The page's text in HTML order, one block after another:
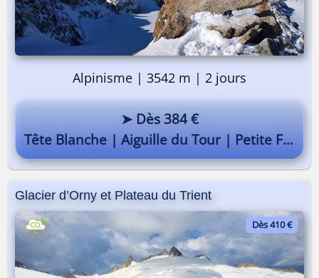
Alpinisme | 3542 m | 2 jours
➤ Dès 384 €
Tête Blanche | Aiguille du Tour | Petite Fourche
Glacier d’Orny et Plateau du Trient
Dès 410 €